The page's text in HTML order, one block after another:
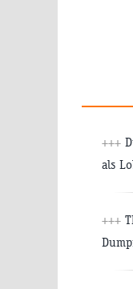
+++
als
+++